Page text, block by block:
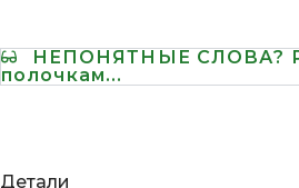
НЕПОНЯТНЫЕ СЛОВА?
полочкам...
Детали